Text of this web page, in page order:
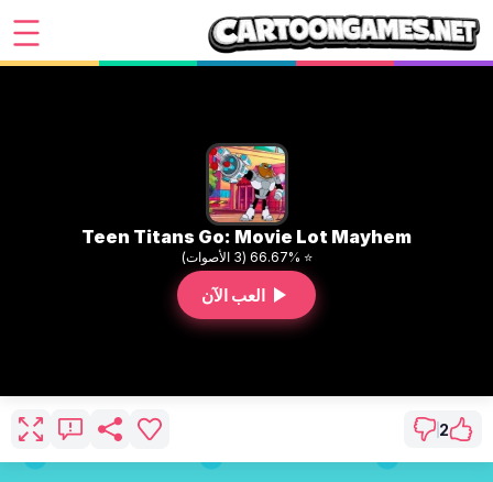
Teen Titans Go: Movie Lot Mayhem
⭐ 66.67% (3 الأصوات)
العب الآن
2